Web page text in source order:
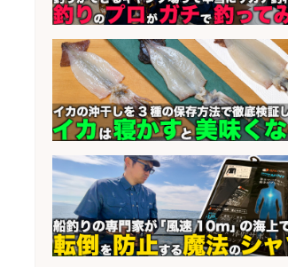
sponsored by 求人ボッ
釣り具のかんたん軽作業/高収入/
通費支給/制服貸与/正社員登用あ
会社名 株式会社REnista
sponsored by 求人ボッ
和食, 居酒屋/調理見習い・調理
新鮮な魚料理×おでんの和食居酒
の若手スタッフ
会社名 サカナのハチベエ 矢場町店